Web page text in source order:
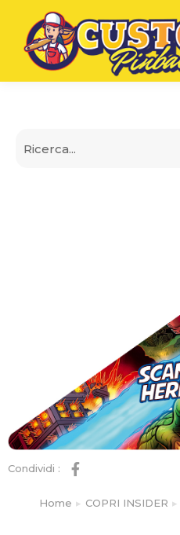
Insider
Condividi :
Tu sei qui:
Home COPRI INSIDER